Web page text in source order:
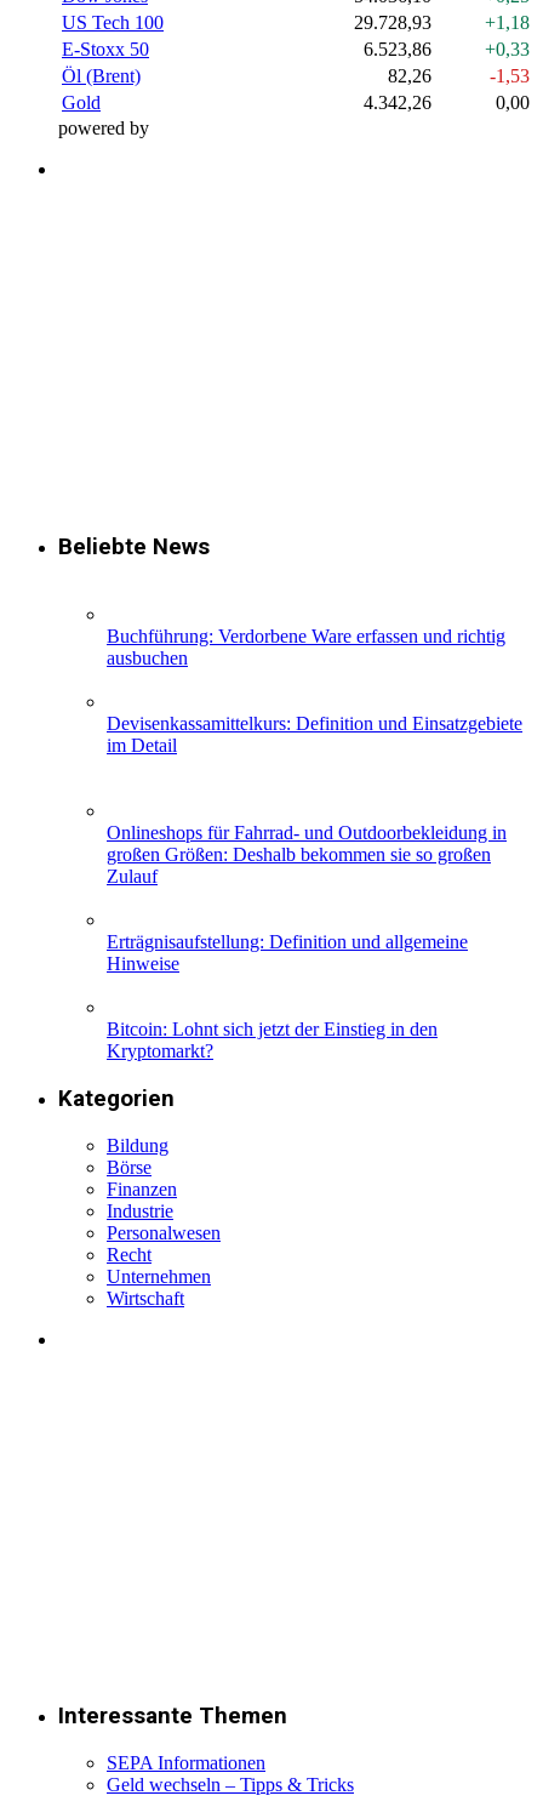
US Tech 100
29.728,93
+1,18
E-Stoxx 50
6.523,86
+0,33
Öl (Brent)
82,26
-1,53
Gold
4.342,26
0,00
powered by
Beliebte News
Buchführung: Verdorbene Ware erfassen und richtig
ausbuchen
Devisenkassamittelkurs: Definition und Einsatzgebiete
im Detail
Onlineshops für Fahrrad- und Outdoorbekleidung in
großen Größen: Deshalb bekommen sie so großen
Zulauf
Erträgnisaufstellung: Definition und allgemeine
Hinweise
Bitcoin: Lohnt sich jetzt der Einstieg in den
Kryptomarkt?
Kategorien
Bildung
Börse
Finanzen
Industrie
Personalwesen
Recht
Unternehmen
Wirtschaft
Interessante Themen
SEPA Informationen
Geld wechseln – Tipps & Tricks